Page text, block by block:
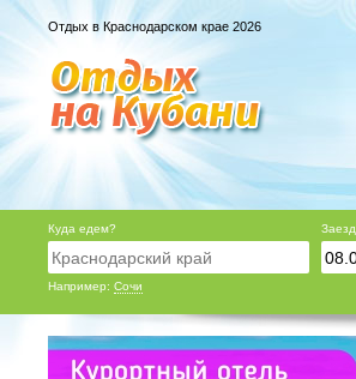
Отдых в Краснодарском крае 2026
Куда едем?
Например: Сочи
Заезд